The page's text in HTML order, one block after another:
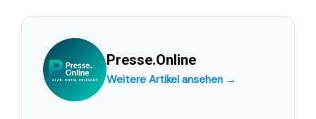
Presse.Online
Weitere Artikel ansehen →